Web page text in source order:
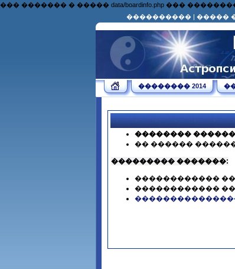
��� ������� � ����� data/boardinfo.php ���
���������� | �����
�������� 2014
��������
�� ������
��������� �������:
������������
������������